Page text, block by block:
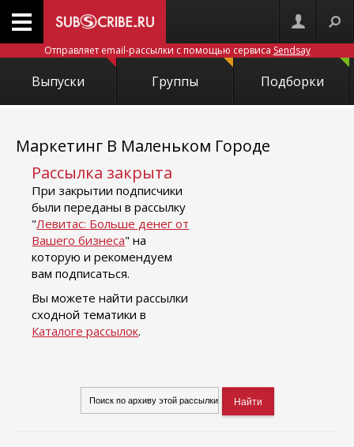
Отправляет email-рассылки с помощью сервиса Sendsay
Выпуски Группы Подборки
Маркетинг В Маленьком Городе
Рассылка закрыта
При закрытии подписчики
были переданы в рассылку
"Левитас: Больше денег от
Вашего бизнеса" на
которую и рекомендуем
вам подписаться.
Вы можете найти рассылки
сходной тематики в
Каталоге рассылок.